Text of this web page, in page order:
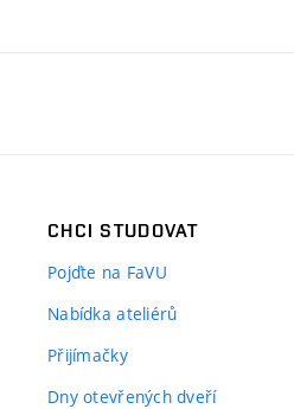
CHCI STUDOVAT
Pojďte na FaVU
Nabídka ateliérů
Přijímačky
Dny otevřených dveří